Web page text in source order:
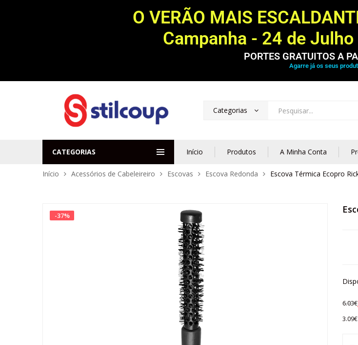
O VERÃO MAIS
Campanha - 24 de
PORTES GRATUITOS A
Agarre já os seus
Categorias
CATEGORIAS Início Produtos A Minha Conta
Início Acessórios de Cabeleireiro Escovas Escova Redonda Escova Térmica Ecopro
-37%
6.03€
3.09€